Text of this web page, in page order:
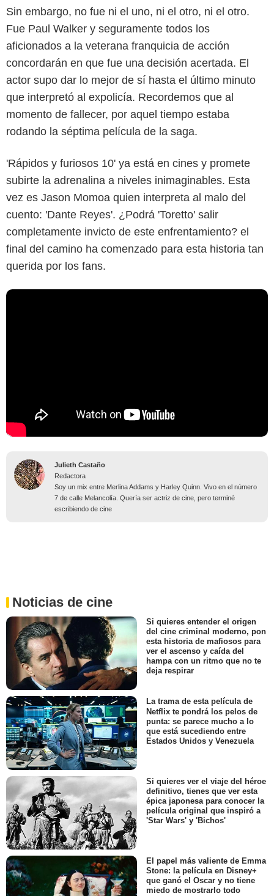
Sin embargo, no fue ni el uno, ni el otro, ni el otro.
Fue Paul Walker y seguramente todos los
aficionados a la veterana franquicia de acción
concordarán en que fue una decisión acertada. El
actor supo dar lo mejor de sí hasta el último minuto
que interpretó al expolicía. Recordemos que al
momento de fallecer, por aquel tiempo estaba
rodando la séptima película de la saga.
'Rápidos y furiosos 10' ya está en cines y promete
subirte la adrenalina a niveles inimaginables. Esta
vez es Jason Momoa quien interpreta al malo del
cuento: 'Dante Reyes'. ¿Podrá 'Toretto' salir
completamente invicto de este enfrentamiento? el
final del camino ha comenzado para esta historia tan
querida por los fans.
Julieth Castaño
Redactora
Soy un mix entre Merlina Addams y Harley Quinn. Vivo en el número
7 de calle Melancolía. Quería ser actriz de cine, pero terminé
escribiendo de cine
Noticias de cine
Si quieres entender el origen
del cine criminal moderno, pon
esta historia de mafiosos para
ver el ascenso y caída del
hampa con un ritmo que no te
deja respirar
La trama de esta película de
Netflix te pondrá los pelos de
punta: se parece mucho a lo
que está sucediendo entre
Estados Unidos y Venezuela
Si quieres ver el viaje del héroe
definitivo, tienes que ver esta
épica japonesa para conocer la
película original que inspiró a
'Star Wars' y 'Bichos'
El papel más valiente de Emma
Stone: la película en Disney+
que ganó el Oscar y no tiene
miedo de mostrarlo todo